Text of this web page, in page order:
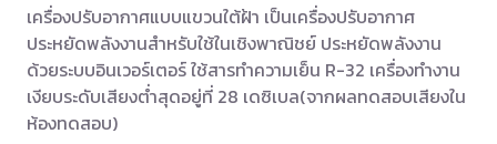
เครื่องปรับอากาศแบบแขวนใต้ฝ้า เป็นเครื่องปรับอากาศ
ประหยัดพลังงานสำหรับใช้ในเชิงพาณิชย์ ประหยัดพลังงาน
ด้วยระบบอินเวอร์เตอร์ ใช้สารทำความเย็น R-32 เครื่องทำงาน
เงียบระดับเสียงต่ำสุดอยู่ที่ 28 เดซิเบล(จากผลทดสอบเสียงใน
ห้องทดสอบ)